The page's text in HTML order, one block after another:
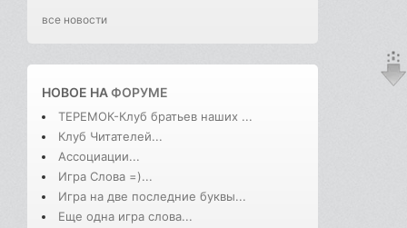
все новости
НОВОЕ НАФОРУМЕ
ТЕРЕМОК-Клуб братьев наших ...
Клуб Читателей...
Ассоциации...
Игра Слова =)...
Игра на две последние буквы...
Еще одна игра слова...